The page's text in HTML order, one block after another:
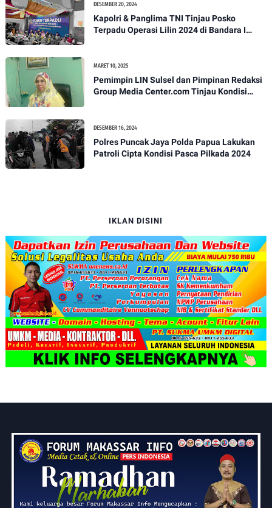
DESEMBER 20, 2024
Kapolri & Panglima TNI Tinjau Posko
Terpadu Operasi Lilin 2024 di Bandara I
MARET 10, 2025
Pemimpin LIN Sulsel dan Pimpinan Redaksi
Group Media Center.com Tinjau Kondisi
DESEMBER 16, 2024
Polres Puncak Jaya Polda Papua Lakukan
Patroli Cipta Kondisi Pasca Pilkada 2024
IKLAN DISINI